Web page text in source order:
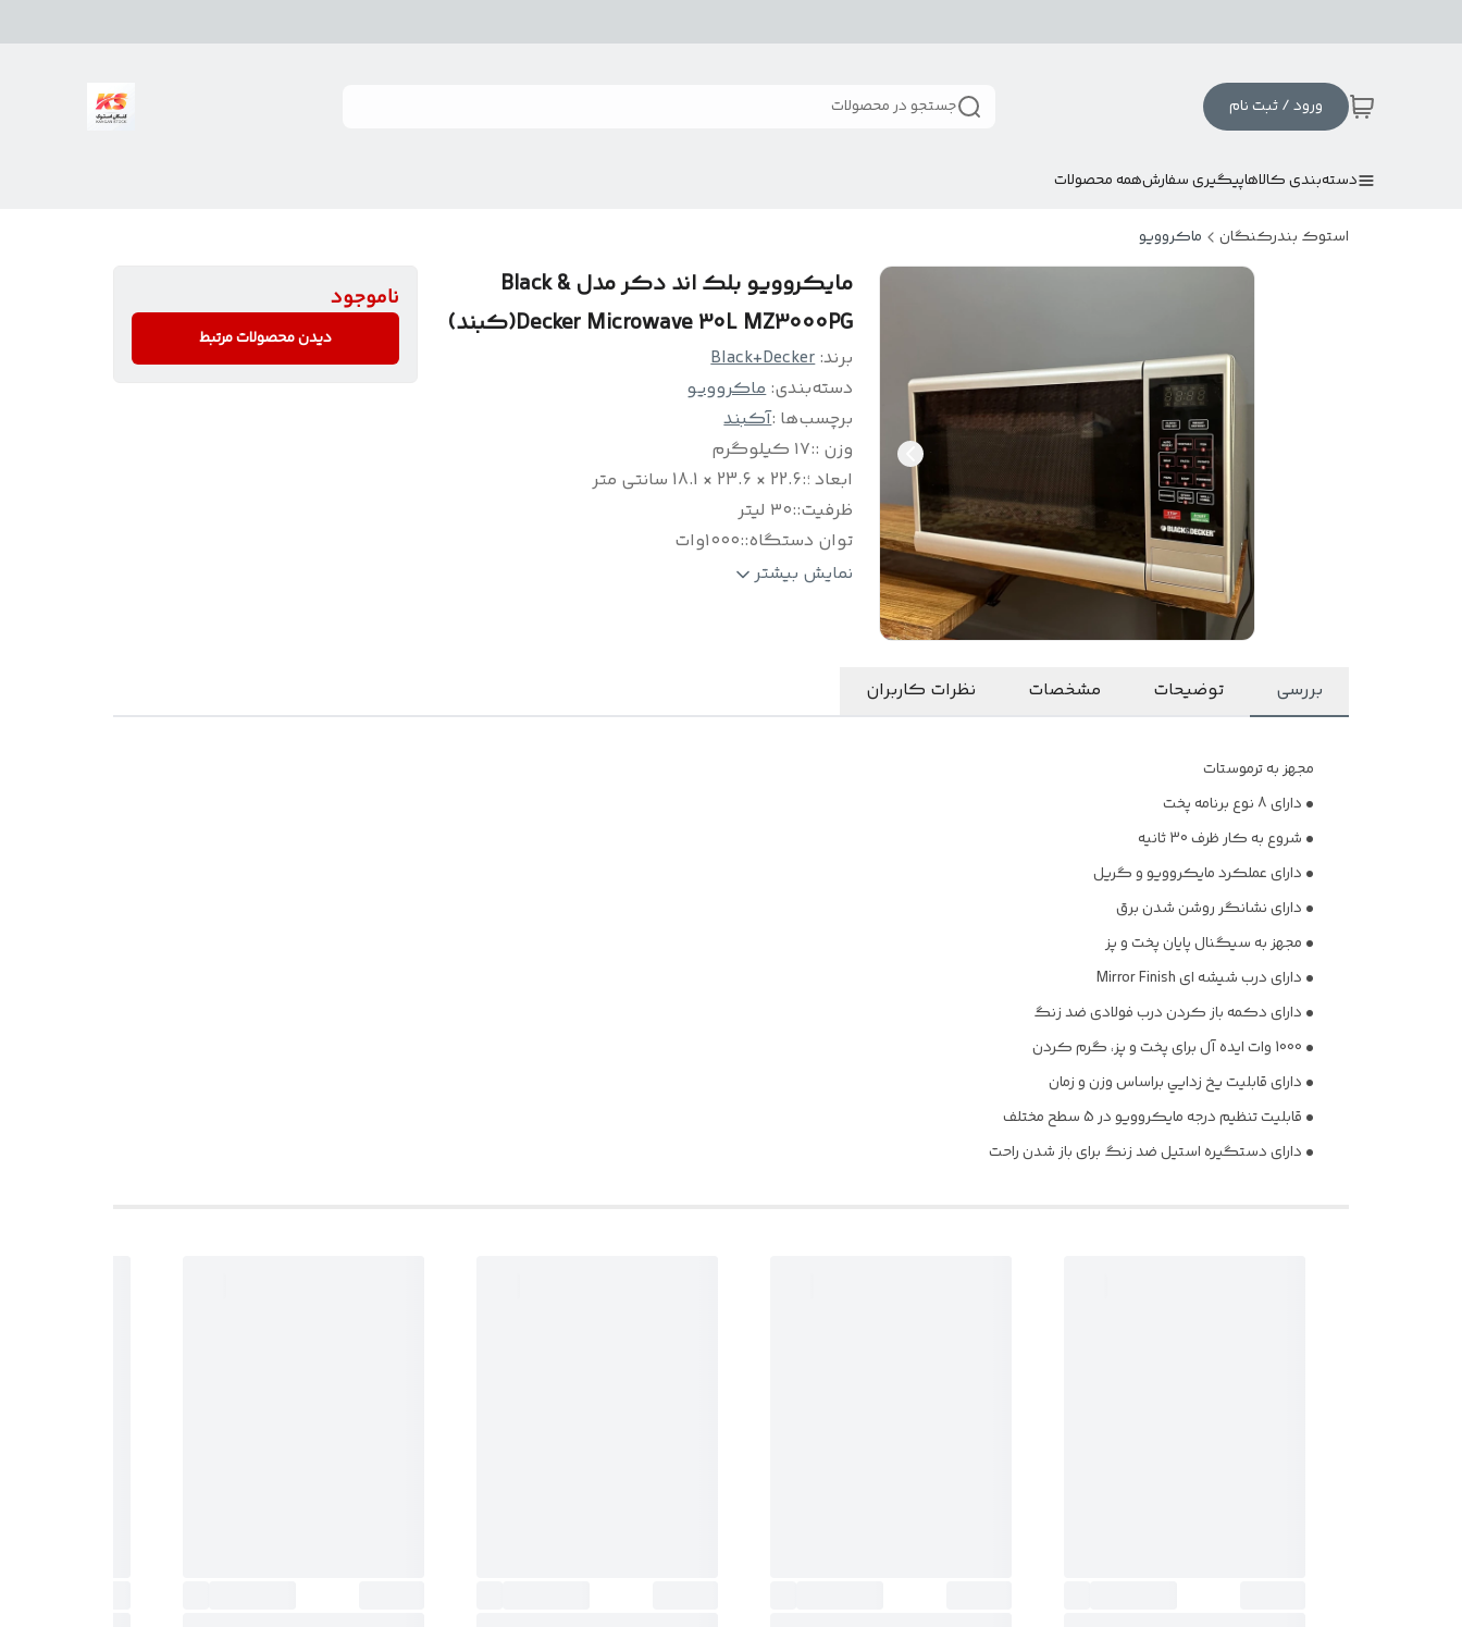
ورود / ثبت نام جستجو در محصولات
دسته‌بندی کالاهاپیگیری سفارشهمه محصولات
استوک بندرکنگان ماکروویو
مایکروویو بلک اند دکر مدل Black &
Decker Microwave 30L MZ3000PG(کبند)
برند:Black+Decker
دسته‌بندی:ماکروویو
برچسب‌ها :آکبند
وزن ::۱۷ کیلوگرم
ابعاد ؛:22.6 × 23.6 × 18.1 سانتی متر
ظرفیت::۳۰ لیتر
توان دستگاه::۱۰۰۰وات
صفحه نمایش::صفحه دیجیتال نمایش بیشتر
ناموجود
دیدن محصولات مرتبط
بررسی توضیحات مشخصات نظرات کاربران
مجهز به ترموستات
• دارای 8 نوع برنامه پخت
• شروع به کار ظرف 30 ثانیه
• دارای عملکرد مایکروویو و گریل
• دارای نشانگر روشن شدن برق
• مجهز به سیگنال پایان پخت و پز
• دارای درب شیشه ای Mirror Finish
• دارای دکمه باز کردن درب فولادی ضد زنگ
• 1000 وات ایده آل برای پخت و پز، گرم کردن
• دارای قابليت يخ زدايي براساس وزن و زمان
• قابلیت تنظیم درجه مایکروویو در 5 سطح مختلف
• دارای دستگیره استیل ضد زنگ برای باز شدن راحت